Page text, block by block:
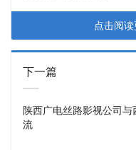
点击阅
下一篇
陕西广电丝路影视公司
流